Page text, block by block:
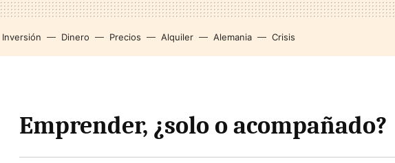
Inversión Dinero Precios Alquiler Alemania Crisis
Emprender, ¿solo o acompañado?